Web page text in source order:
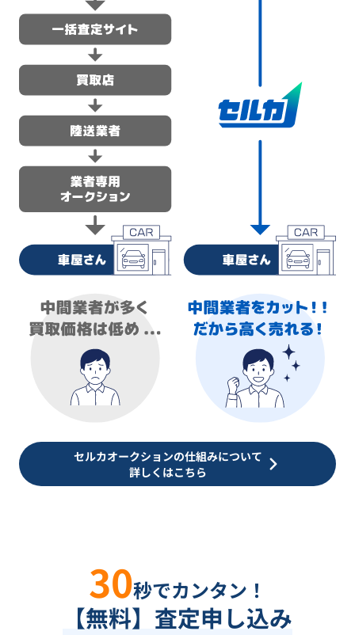
セルカオークションの仕組みについて
詳しくはこちら
30秒でカンタン！
【無料】査定申し込み